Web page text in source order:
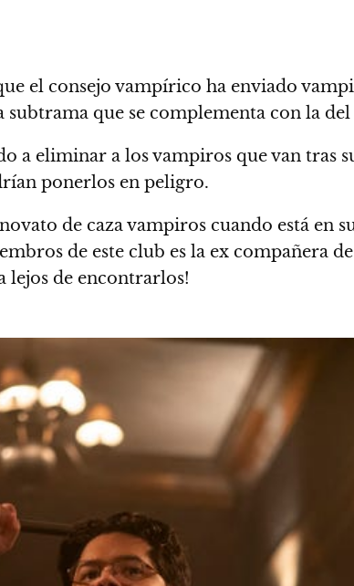
el consejo vampírico ha enviado
subtrama que se complementa con la
a eliminar a los vampiros que van tras
ponerlos en peligro.
de caza vampiros cuando está en
de este club es la ex compañera
lejos de encontrarlos!